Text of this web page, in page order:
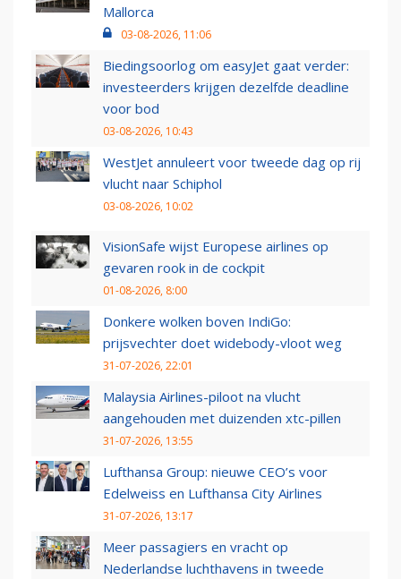
Mallorca
03-08-2026, 11:06
Biedingsoorlog om easyJet gaat verder:
investeerders krijgen dezelfde deadline
voor bod
03-08-2026, 10:43
WestJet annuleert voor tweede dag op rij
vlucht naar Schiphol
03-08-2026, 10:02
VisionSafe wijst Europese airlines op
gevaren rook in de cockpit
01-08-2026, 8:00
Donkere wolken boven IndiGo:
prijsvechter doet widebody-vloot weg
31-07-2026, 22:01
Malaysia Airlines-piloot na vlucht
aangehouden met duizenden xtc-pillen
31-07-2026, 13:55
Lufthansa Group: nieuwe CEO’s voor
Edelweiss en Lufthansa City Airlines
31-07-2026, 13:17
Meer passagiers en vracht op
Nederlandse luchthavens in tweede